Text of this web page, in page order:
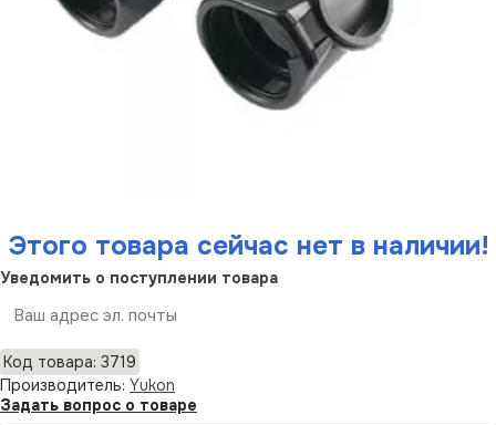
Этого товара сейчас нет в наличии!
Уведомить о поступлении товара
Код товара: 3719
Производитель: Yukon
Задать вопрос о товаре